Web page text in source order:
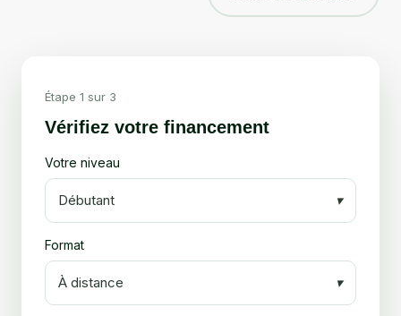
Étape 1 sur 3
Vérifiez votre financement
Votre niveau
Débutant ▾
Format
À distance ▾